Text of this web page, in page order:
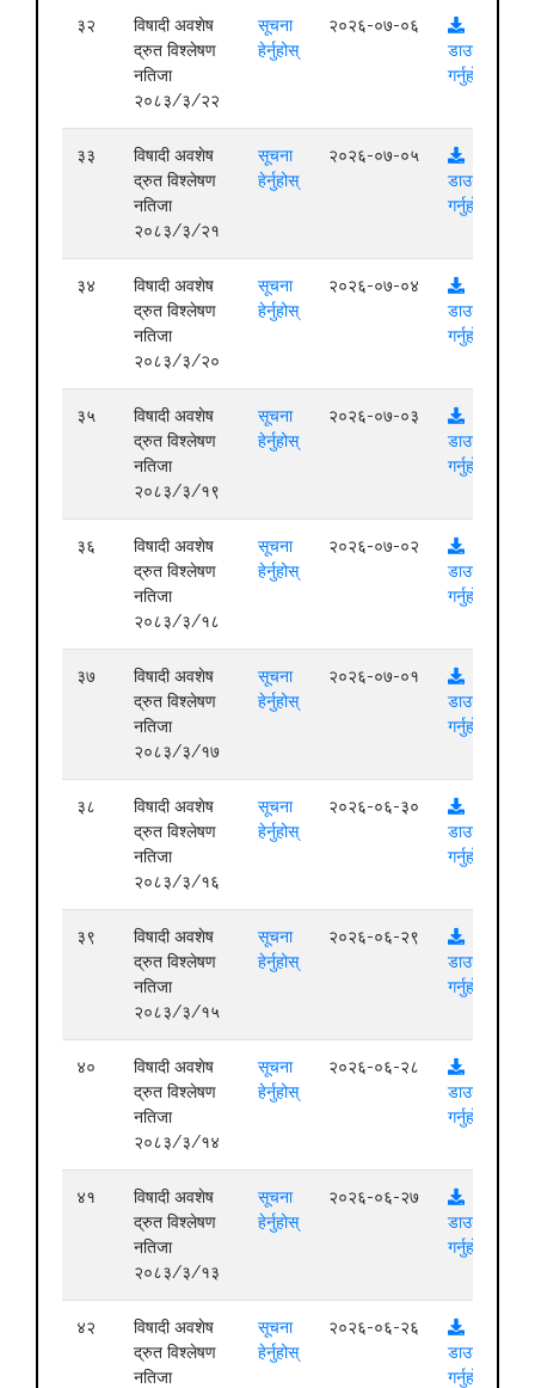
३२
विषादी अवशेष
द्रुत विश्लेषण
नतिजा
२०८३/३/२२
सूचना
हेर्नुहोस्
२०२६-०७-०६
डाउनलोड
गर्नुहोस्
३३
विषादी अवशेष
द्रुत विश्लेषण
नतिजा
२०८३/३/२१
सूचना
हेर्नुहोस्
२०२६-०७-०५
डाउनलोड
गर्नुहोस्
३४
विषादी अवशेष
द्रुत विश्लेषण
नतिजा
२०८३/३/२०
सूचना
हेर्नुहोस्
२०२६-०७-०४
डाउनलोड
गर्नुहोस्
३५
विषादी अवशेष
द्रुत विश्लेषण
नतिजा
२०८३/३/१९
सूचना
हेर्नुहोस्
२०२६-०७-०३
डाउनलोड
गर्नुहोस्
३६
विषादी अवशेष
द्रुत विश्लेषण
नतिजा
२०८३/३/१८
सूचना
हेर्नुहोस्
२०२६-०७-०२
डाउनलोड
गर्नुहोस्
३७
विषादी अवशेष
द्रुत विश्लेषण
नतिजा
२०८३/३/१७
सूचना
हेर्नुहोस्
२०२६-०७-०१
डाउनलोड
गर्नुहोस्
३८
विषादी अवशेष
द्रुत विश्लेषण
नतिजा
२०८३/३/१६
सूचना
हेर्नुहोस्
२०२६-०६-३०
डाउनलोड
गर्नुहोस्
३९
विषादी अवशेष
द्रुत विश्लेषण
नतिजा
२०८३/३/१५
सूचना
हेर्नुहोस्
२०२६-०६-२९
डाउनलोड
गर्नुहोस्
४०
विषादी अवशेष
द्रुत विश्लेषण
नतिजा
२०८३/३/१४
सूचना
हेर्नुहोस्
२०२६-०६-२८
डाउनलोड
गर्नुहोस्
४१
विषादी अवशेष
द्रुत विश्लेषण
नतिजा
२०८३/३/१३
सूचना
हेर्नुहोस्
२०२६-०६-२७
डाउनलोड
गर्नुहोस्
४२
विषादी अवशेष
द्रुत विश्लेषण
नतिजा
सूचना
हेर्नुहोस्
२०२६-०६-२६
डाउनलोड
गर्नुहोस्